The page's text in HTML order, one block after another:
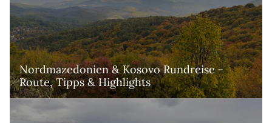
Nordmazedonien & Kosovo Rundreise -
Route, Tipps & Highlights